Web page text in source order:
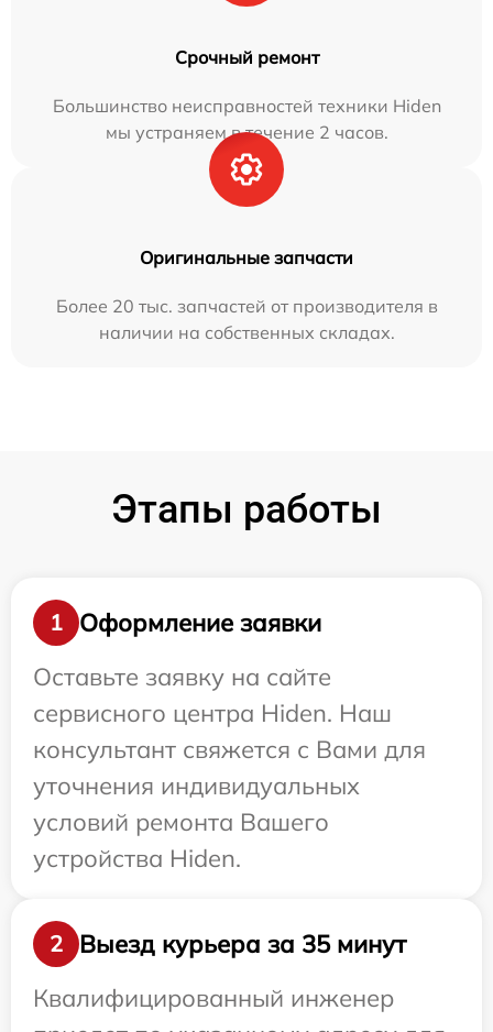
Срочный ремонт
Большинство неисправностей техники Hiden
мы устраняем в течение 2 часов.
Оригинальные запчасти
Более 20 тыс. запчастей от производителя в
наличии на собственных складах.
Этапы работы
1
Оформление заявки
Оставьте заявку на сайте
сервисного центра Hiden. Наш
консультант свяжется с Вами для
уточнения индивидуальных
условий ремонта Вашего
устройства Hiden.
2
Выезд курьера за 35 минут
Квалифицированный инженер